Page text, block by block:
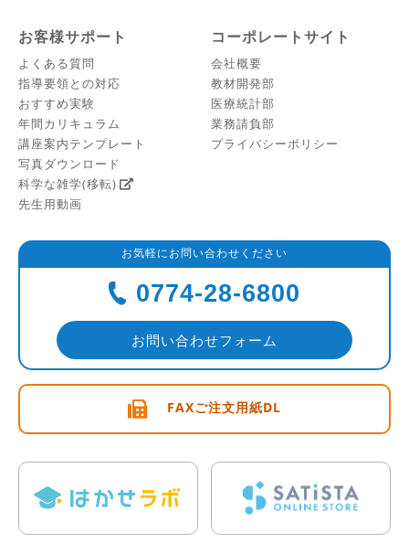
お客様サポート
よくある質問
指導要領との対応
おすすめ実験
年間カリキュラム
講座案内テンプレート
写真ダウンロード
科学な雑学(移転)
先生用動画
コーポレートサイト
会社概要
教材開発部
医療統計部
業務請負部
プライバシーポリシー
お気軽にお問い合わせください
0774-28-6800
お問い合わせフォーム
FAXご注文用紙DL